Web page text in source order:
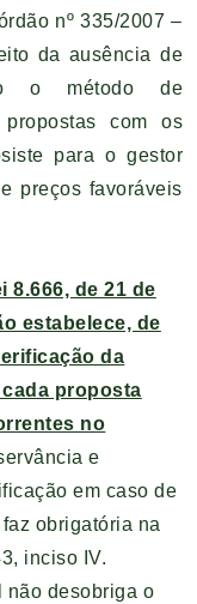
nº 335/2007 –
da ausência de
o método de
com os
para o gestor
preços favoráveis
8.666, de 21 de
estabelece, de
da
proposta
no
e
em caso de
obrigatória na
inciso IV.
não desobriga o